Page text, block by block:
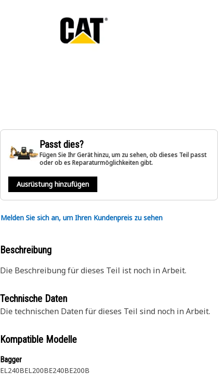
Passt dies?
Fügen Sie Ihr Gerät hinzu, um zu sehen, ob dieses Teil passt
oder ob es Reparaturmöglichkeiten gibt.
Ausrüstung hinzufügen
Melden Sie sich an, um Ihren Kundenpreis zu sehen
Beschreibung
Die Beschreibung für dieses Teil ist noch in Arbeit.
Technische Daten
Die technischen Daten für dieses Teil sind noch in Arbeit.
Kompatible Modelle
Bagger
EL240BEL200BE240BE200B